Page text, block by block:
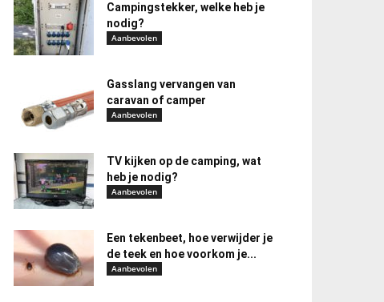
Campingstekker, welke heb je
nodig?
Aanbevolen
Gasslang vervangen van
caravan of camper
Aanbevolen
TV kijken op de camping, wat
heb je nodig?
Aanbevolen
Een tekenbeet, hoe verwijder je
de teek en hoe voorkom je...
Aanbevolen